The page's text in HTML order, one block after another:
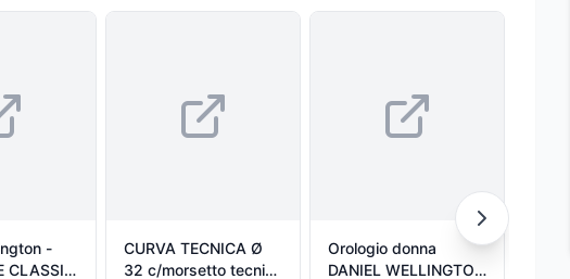
-
CLASSIC
CURVA TECNICA Ø
32 c/morsetto tecnico
Orologio donna
DANIEL WELLINGTON